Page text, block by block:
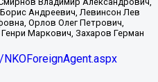
Андреевич, Левинсон Лев
Орлов Олег Петрович,
Маркович, Захаров Герман